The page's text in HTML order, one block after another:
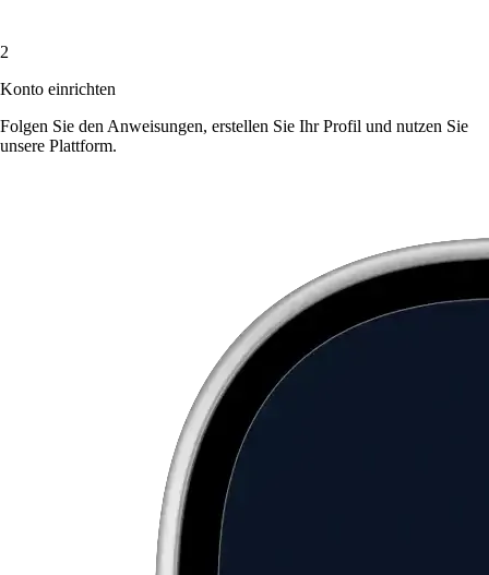
2
Konto einrichten
Folgen Sie den Anweisungen, erstellen Sie Ihr Profil und nutzen Sie
unsere Plattform.